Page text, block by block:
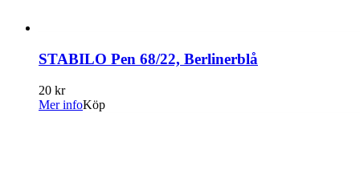
STABILO Pen 68/22, Berlinerblå
20 kr
Mer infoKöp